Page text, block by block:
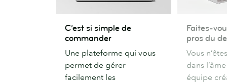
simple
commander
C’est si simple de
commander
Une plateforme qui vous
permet de gérer
facilement les
vous
aider
par
des
Faites-
pros du
Vous
dans
équipe